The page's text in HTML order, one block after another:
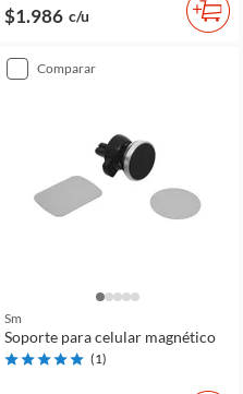
$1.986 c/u
comparar
Sm
Soporte para celular magnético
(1)